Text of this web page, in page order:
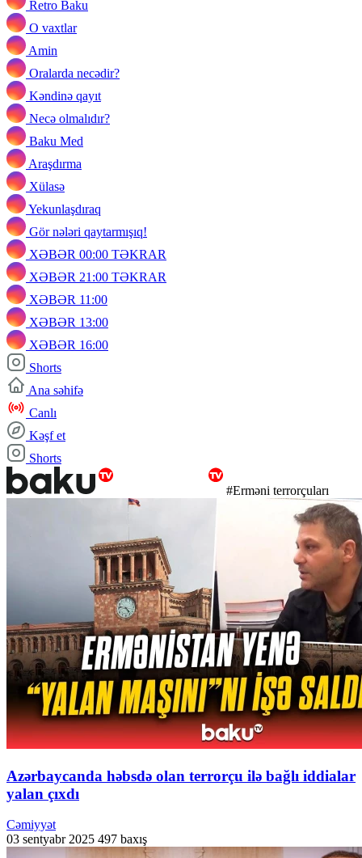
Retro Baku
O vaxtlar
Amin
Oralarda necədir?
Kəndinə qayıt
Necə olmalıdır?
Baku Med
Araşdırma
Xülasə
Yekunlaşdıraq
Gör nələri qaytarmışıq!
XƏBƏR 00:00 TƏKRAR
XƏBƏR 21:00 TƏKRAR
XƏBƏR 11:00
XƏBƏR 13:00
XƏBƏR 16:00
Shorts
Ana səhifə
Canlı
Kəşf et
Shorts
#Erməni terrorçuları
Azərbaycanda həbsdə olan terrorçu ilə bağlı iddialar
yalan çıxdı
Cəmiyyət
03 sentyabr 2025 497 baxış